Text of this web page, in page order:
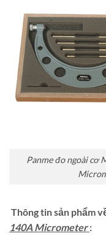
Panme đo ngoài cơ
Thông tin sản phẩm
140A Micrometer: